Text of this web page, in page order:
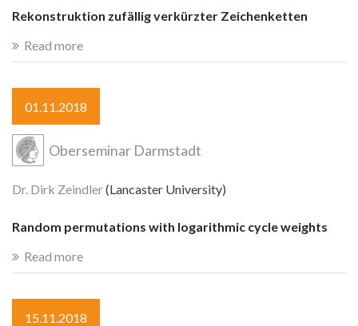
Rekonstruktion zufällig verkürzter Zeichenketten
Read more
01.11.2018
Oberseminar Darmstadt
Dr. Dirk Zeindler(Lancaster University)
Random permutations with logarithmic cycle weights
Read more
15.11.2018